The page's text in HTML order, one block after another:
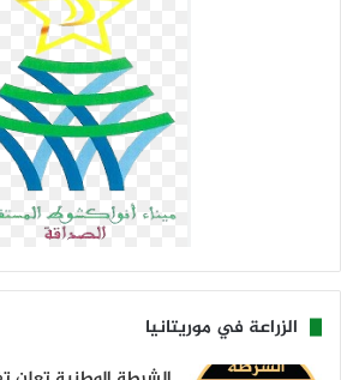
الزراعة في موريتانيا